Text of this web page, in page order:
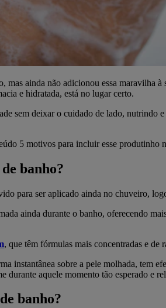
mas ainda não adicionou essa maravilha
e hidratada, está no lugar certo.
sem deixar o cuidado de lado, nutrindo
5 motivos para incluir esse produtinho
banho?
para ser aplicado ainda no chuveiro,
ainda durante o banho, oferecendo
, que têm fórmulas mais concentradas e de
instantânea sobre a pele molhada, tem
durante aquele momento tão esperado e
banho?